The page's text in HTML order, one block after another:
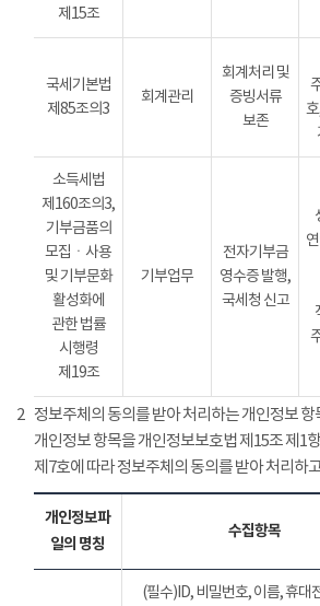
제15조
국세기본법
제85조의3
회계관리
회계처리 및
증빙서류
보존
소득세법
제160조의3,
기부금품의
모집ㆍ사용
및 기부문화
활성화에
관한 법률
시행령
제19조
기부업무
전자기부금
영수증 발행,
국세청 신고
2 정보주체의 동의를 받아 처리하는 개인정보 항
개인정보 항목을 개인정보보호법 제15조 제1
제7호에 따라 정보주체의 동의를 받아 처리하
개인정보파
일의 명칭
수집항목
(필수)ID, 비밀번호, 이름, 휴대